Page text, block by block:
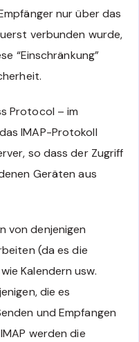
nur über das
verbunden wurde,
“Einschränkung”
Protocol – im
IMAP-Protokoll
so dass der Zugriff
Geräten aus
von denjenigen
(da es die
Kalendern usw.
die es
und Empfangen
werden die